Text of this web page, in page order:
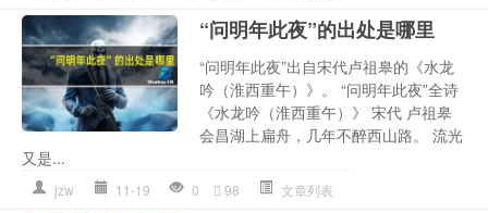
“问明年此夜”的出处是哪里
“问明年此夜”出自宋代卢祖皋的《水龙
吟（淮西重午）》。 “问明年此夜”全诗
《水龙吟（淮西重午）》 宋代 卢祖皋
会昌湖上扁舟，几年不醉西山路。 流光
又是...
jzw 11-19 0 98 文章列表